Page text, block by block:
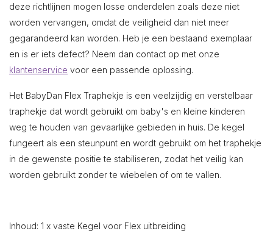
deze richtlijnen mogen losse onderdelen zoals deze niet
worden vervangen, omdat de veiligheid dan niet meer
gegarandeerd kan worden. Heb je een bestaand exemplaar
en is er iets defect? Neem dan contact op met onze
klantenservice voor een passende oplossing.
Het BabyDan Flex Traphekje is een veelzijdig en verstelbaar
traphekje dat wordt gebruikt om baby's en kleine kinderen
weg te houden van gevaarlijke gebieden in huis. De kegel
fungeert als een steunpunt en wordt gebruikt om het traphekje
in de gewenste positie te stabiliseren, zodat het veilig kan
worden gebruikt zonder te wiebelen of om te vallen.
Inhoud: 1 x vaste Kegel voor Flex uitbreiding